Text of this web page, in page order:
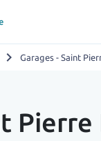
chevron_right Garages - Saint
Pierre